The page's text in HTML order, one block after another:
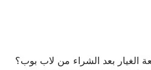
الغيار بعد الشراء من لاب بوب؟